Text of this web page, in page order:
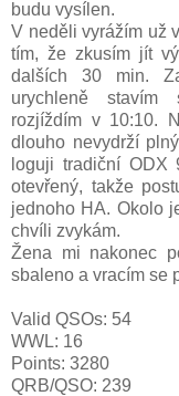
budu vysílen.
V neděli vyrážím už
tím, že zkusím jít
dalších 30 min.
urychleně stavím
rozjíždím v 10:10.
dlouho nevydrží
loguji tradiční
otevřený, takže
jednoho HA. Okolo
chvíli zvykám.
Žena mi nakonec
sbaleno a vracím se
Valid QSOs: 54
WWL: 16
Points: 3280
QRB/QSO: 239